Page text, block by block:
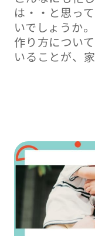
は・・と思っ
いでしょうか
作り方につい
いることが、